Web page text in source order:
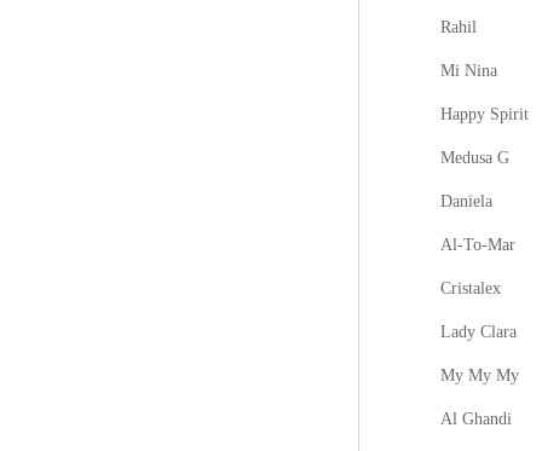
Rahil
Mi Nina
Happy Spirit
Medusa G
Daniela
Al-To-Mar
Cristalex
Lady Clara
My My My
Al Ghandi